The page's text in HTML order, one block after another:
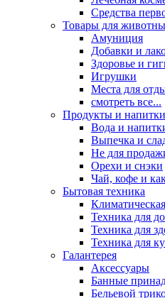
Средства
Товары для
Амуниция
Добавки и
Здоровье и
Игрушки
Места для
смотреть все...
Продукты и напитки
Вода и
Выпечка и
Не для
Орехи и снэки
Чай, кофе и
Бытовая техника
Техника для
Техника для
Техника для
Галантерея
Аксессуары
Банные
Бельевой